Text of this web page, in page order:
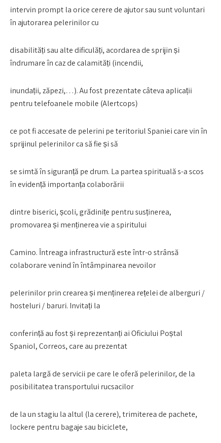
intervin prompt la orice cerere de ajutor sau sunt voluntari
în ajutorarea pelerinilor cu
disabilități sau alte dificulăți, acordarea de sprijin și
îndrumare în caz de calamități (incendii,
inundații, zăpezi,…). Au fost prezentate câteva aplicații
pentru telefoanele mobile (Alertcops)
ce pot fi accesate de pelerini pe teritoriul Spaniei care vin în
sprijinul pelerinilor ca să fie și să
se simtă în siguranță pe drum. La partea spirituală s-a scos
în evidență importanța colaborării
dintre biserici, școli, grădinițe pentru susținerea,
promovarea și menținerea vie a spiritului
Camino. Întreaga infrastructură este într-o strânsă
colaborare venind în întâmpinarea nevoilor
pelerinilor prin crearea și menținerea rețelei de alberguri /
hosteluri / baruri. Invitați la
conferință au fost și reprezentanți ai Oficiului Poștal
Spaniol, Correos, care au prezentat
paleta largă de servicii pe care le oferă pelerinilor, de la
posibilitatea transportului rucsacilor
de la un stagiu la altul (la cerere), trimiterea de pachete,
lockere pentru bagaje sau biciclete,